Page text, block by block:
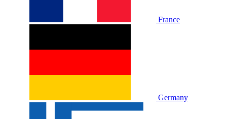
France
Germany